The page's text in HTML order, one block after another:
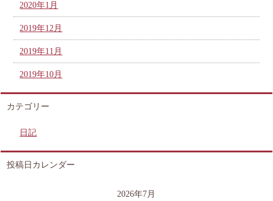
2020年1月
2019年12月
2019年11月
2019年10月
カテゴリー
日記
投稿日カレンダー
2026年7月